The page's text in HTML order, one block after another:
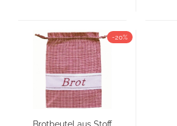
-20%
Brotbeutel aus Stoff